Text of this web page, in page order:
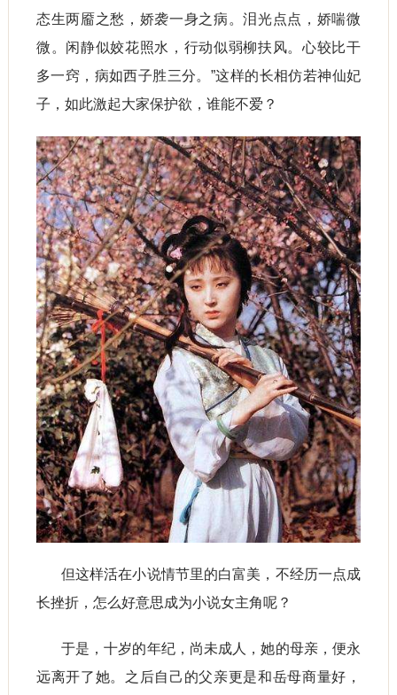
态生两靥之愁，娇袭一身之病。泪光点点，娇喘微
微。闲静似姣花照水，行动似弱柳扶风。心较比干
多一窍，病如西子胜三分。”这样的长相仿若神仙妃
子，如此激起大家保护欲，谁能不爱？
但这样活在小说情节里的白富美，不经历一点成
长挫折，怎么好意思成为小说女主角呢？
于是，十岁的年纪，尚未成人，她的母亲，便永
远离开了她。之后自己的父亲更是和岳母商量好，